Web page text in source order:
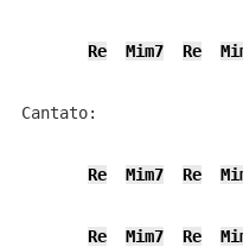
Re Mim7 Re
Cantato:
Re Mim7 Re
Re Mim7 Re